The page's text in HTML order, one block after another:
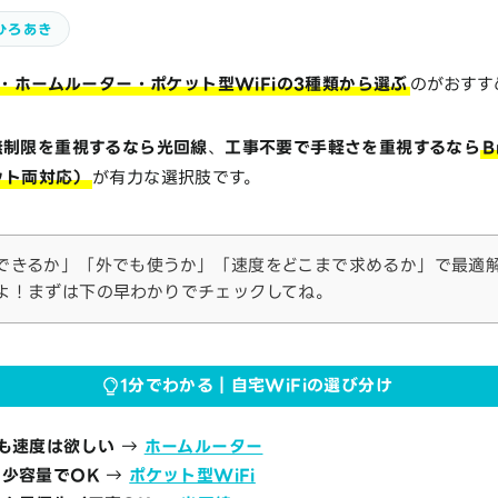
ろあき
ホームルーター・ポケット型WiFiの3種類から選ぶのがおすす
限を重視するなら光回線、 工事不要で手軽さを重視するなら
ト両対応）が有力な選択肢です。
きるか」「外でも使うか」「速度をどこまで求めるか」で最適
！まずは下の早わかりでチェックしてね。
1分でわかる｜自宅WiFiの選び分け
速度は欲しい → ホームルーター
容量でOK → ポケット型WiFi